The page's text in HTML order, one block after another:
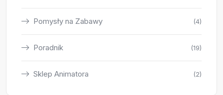
Pomysły na Zabawy (4)
Poradnik (19)
Sklep Animatora (2)